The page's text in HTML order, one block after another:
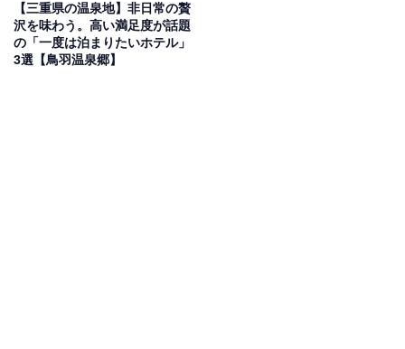
を聞きながら水平線と一体になるような開放感を堪能で
きます。食事では、新鮮な「舟盛り」や名物の「あわび
の踊り焼き」など、獲れたての海の幸を贅沢に味わえま
【三重県の温泉地】非日常の贅
沢を味わう。高い満足度が話題
の「一度は泊まりたいホテル」
3選【鳥羽温泉郷】